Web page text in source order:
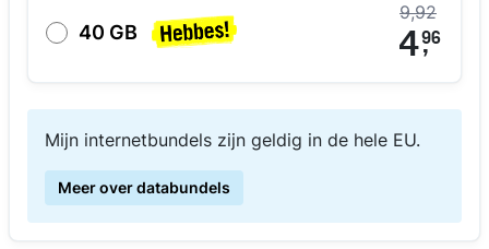
40 GB
9,92
4,
96
Mijn internetbundels zijn geldig in de hele EU.
Meer over databundels